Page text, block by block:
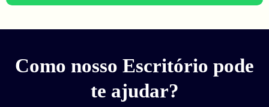
Como nosso Escritório pode
te ajudar?